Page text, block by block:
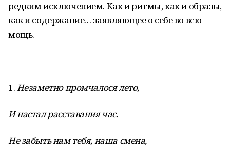
редким исключением. Как и ритмы, как и образы,
как и содержание… заявляющее о себе во всю
мощь.
1.Незаметно промчалося лето,
И настал расставания час.
Не забыть нам тебя, наша смена,